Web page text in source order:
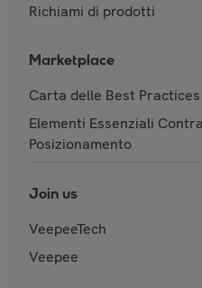
Richiami di prodotti
Marketplace
Carta delle Best
Elementi Essenziali
Posizionamento
Join us
VeepeeTech
Veepee